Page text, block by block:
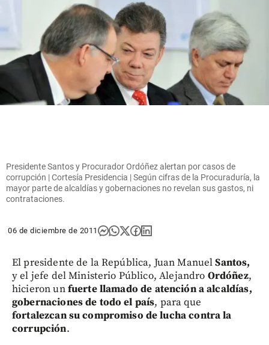
Presidente Santos y Procurador Ordóñez alertan por casos de
corrupción | Cortesía Presidencia | Según cifras de la Procuraduría, la
mayor parte de alcaldías y gobernaciones no revelan sus gastos, ni
contrataciones.
06 de diciembre de 2011
El presidente de la República, Juan ManuelSantos,
y el jefe del Ministerio Público, Alejandro Ordóñez,
hicieron unfuerte llamado de atención a alcaldías,
gobernaciones de todo el país, para que
fortalezcan su compromiso de lucha contra la
corrupción.